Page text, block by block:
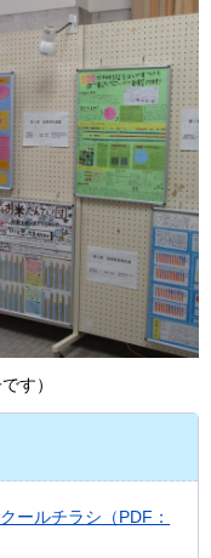
す）
ールチラシ（PDF：